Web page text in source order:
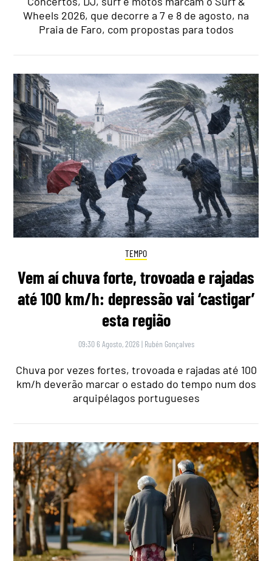
Wheels 2026, que decorre a 7 e 8 de agosto, na
Praia de Faro, com propostas para todos
TEMPO
Vem aí chuva forte, trovoada e rajadas
até 100 km/h: depressão vai ‘castigar’
esta região
09:30 6 Agosto, 2026 | Rubén Gonçalves
Chuva por vezes fortes, trovoada e rajadas até 100
km/h deverão marcar o estado do tempo num dos
arquipélagos portugueses